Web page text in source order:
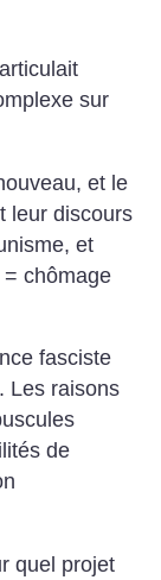
sur
et le
leur discours
et
= chômage
fasciste
Les raisons
de
quel projet